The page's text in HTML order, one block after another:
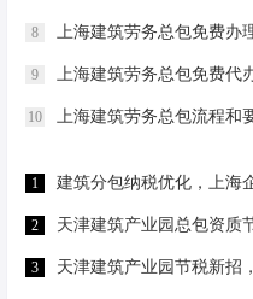
8 上海建筑劳务总包免费办理？揭秘节
9 上海建筑劳务总包免费代办？揭秘节税新策略
10 上海建筑劳务总包流程和要
1 建筑分包纳税优化，上海企业
2 天津建筑产业园总包资质节税，妙招连
3 天津建筑产业园节税新招，省钱大法好